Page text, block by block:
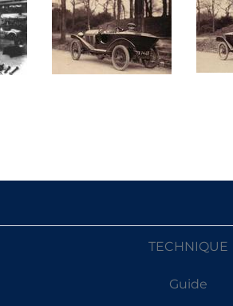
TECHNIQUE
Guide